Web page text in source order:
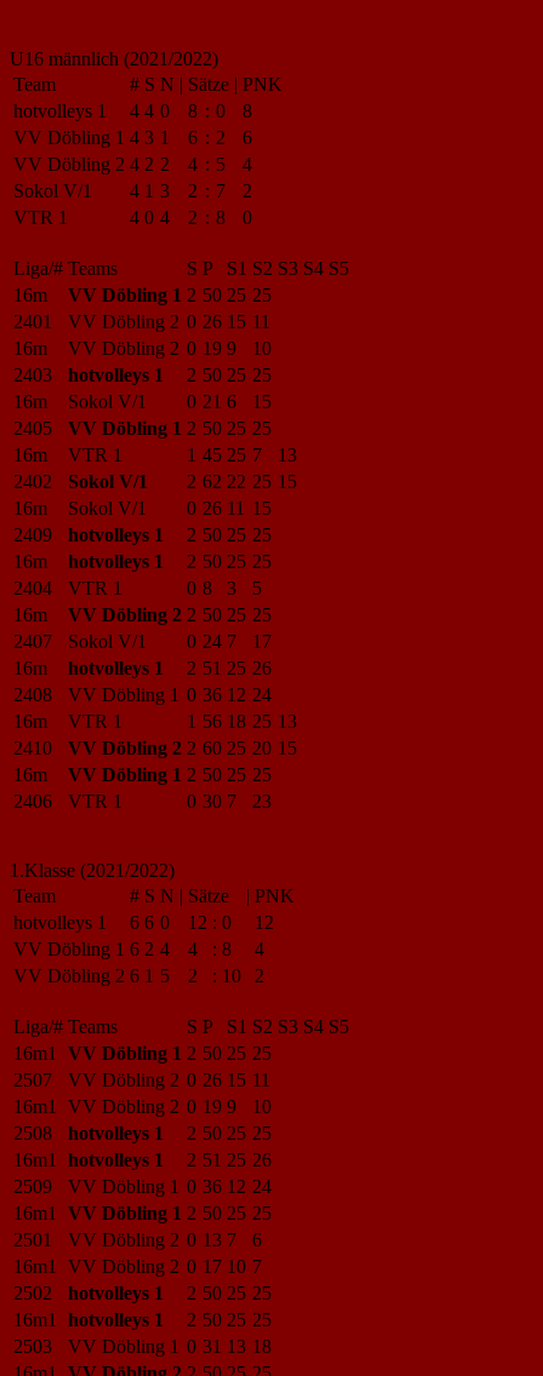
U16 männlich (2021/2022)
Team
# S N | Sätze | PNK
hotvolleys 1
4 4 0 8 : 0
8
VV Döbling 1 4 3 1 6 : 2
6
VV Döbling 2 4 2 2 4 : 5
4
Sokol V/1
4 1 3 2 : 7
2
VTR 1
4 0 4 2 : 8 0
Liga/# Teams S P S1 S2 S3 S4 S5
16m
VV Döbling 1 2 50 25 25
2401
VV Döbling 2 0 26 15 11
16m
VV Döbling 2 0 19 9
10
2403
hotvolleys 1 2 50 25 25
16m
Sokol V/1 0 21 6
15
2405
VV Döbling 1 2 50 25 25
16m
VTR 1 1 45 25 7
13
2402
Sokol V/1 2 62 22 25 15
16m
Sokol V/1 0 26 11 15
2409
hotvolleys 1 2 50 25 25
16m
hotvolleys 1 2 50 25 25
2404
VTR 1 0 8 3
5
16m
VV Döbling 2 2 50 25 25
2407
Sokol V/1 0 24 7
17
16m
hotvolleys 1 2 51 25 26
2408
VV Döbling 1 0 36 12 24
16m
VTR 1 1 56 18 25 13
2410
VV Döbling 2 2 60 25 20 15
16m
VV Döbling 1 2 50 25 25
2406
VTR 1 0 30 7 23
1.Klasse (2021/2022)
Team
# S N | Sätze | PNK
hotvolleys 1
6 6 0 12 : 0
12
VV Döbling 1 6 2 4 4 : 8
4
VV Döbling 2 6 1 5 2 : 10 2
Liga/# Teams S P S1 S2 S3 S4 S5
16m1
VV Döbling 1 2 50 25 25
2507
VV Döbling 2 0 26 15 11
16m1
VV Döbling 2 0 19 9
10
2508
hotvolleys 1 2 50 25 25
16m1
hotvolleys 1 2 51 25 26
2509
VV Döbling 1 0 36 12 24
16m1
VV Döbling 1 2 50 25 25
2501
VV Döbling 2 0 13 7
6
16m1
VV Döbling 2 0 17 10 7
2502
hotvolleys 1 2 50 25 25
16m1
hotvolleys 1 2 50 25 25
2503
VV Döbling 1 0 31 13 18